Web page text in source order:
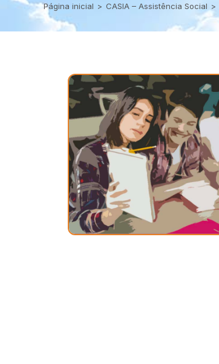
Página inicial > CASIA – Assistência Social >